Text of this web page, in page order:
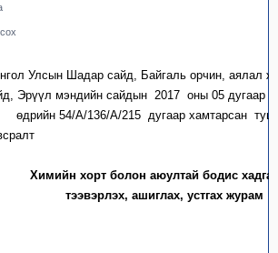
Улсын Шадар сайд, Байгаль орчин, аялал
Эрүүл мэндийн сайдын 2017 оны 05 дугаар
54/А/136/А/215 дугаар хамтарсан
Химийн хорт болон аюултай бодис
тээвэрлэх, ашиглах, устгах журам